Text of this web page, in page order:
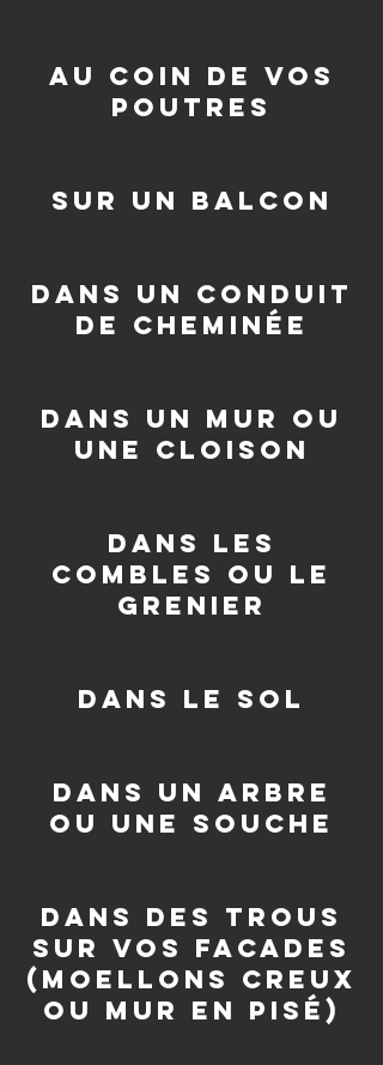
au coin de vos
poutres
sur un balcon
dans un conduit
de cheminée
dans un mur ou
une cloison
dans les
combles ou le
grenier
dans le sol
dans un arbre
ou une souche
Dans des trous
sur vos facades
(moellons creux
ou mur en pisé)